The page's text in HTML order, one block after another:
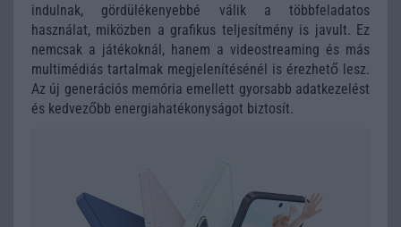
indulnak, gördülékenyebbé válik a többfeladatos
használat, miközben a grafikus teljesítmény is javult. Ez
nemcsak a játékoknál, hanem a videostreaming és más
multimédiás tartalmak megjelenítésénél is érezhető lesz.
Az új generációs memória emellett gyorsabb adatkezelést
és kedvezőbb energiahatékonyságot biztosít.